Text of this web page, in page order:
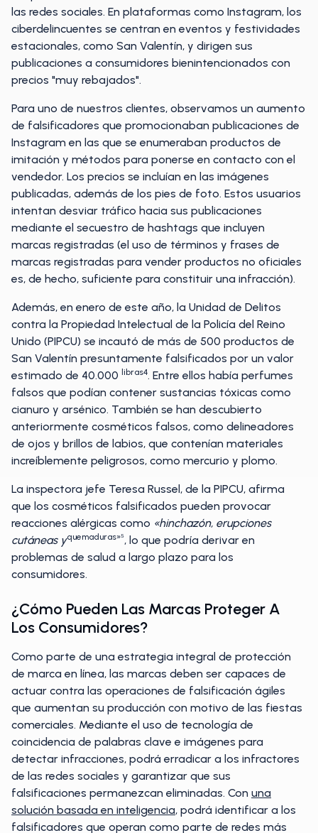
las redes sociales. En plataformas como Instagram, los
ciberdelincuentes se centran en eventos y festividades
estacionales, como San Valentín, y dirigen sus
publicaciones a consumidores bienintencionados con
precios "muy rebajados".
Para uno de nuestros clientes, observamos un aumento
de falsificadores que promocionaban publicaciones de
Instagram en las que se enumeraban productos de
imitación y métodos para ponerse en contacto con el
vendedor. Los precios se incluían en las imágenes
publicadas, además de los pies de foto. Estos usuarios
intentan desviar tráfico hacia sus publicaciones
mediante el secuestro de hashtags que incluyen
marcas registradas (el uso de términos y frases de
marcas registradas para vender productos no oficiales
es, de hecho, suficiente para constituir una infracción).
Además, en enero de este año, la Unidad de Delitos
contra la Propiedad Intelectual de la Policía del Reino
Unido (PIPCU) se incautó de más de 500 productos de
San Valentín presuntamente falsificados por un valor
estimado de 40.000 libras4. Entre ellos había perfumes
falsos que podían contener sustancias tóxicas como
cianuro y arsénico. También se han descubierto
anteriormente cosméticos falsos, como delineadores
de ojos y brillos de labios, que contenían materiales
increíblemente peligrosos, como mercurio y plomo.
La inspectora jefe Teresa Russel, de la PIPCU, afirma
que los cosméticos falsificados pueden provocar
reacciones alérgicas como «hinchazón, erupciones
cutáneas yquemaduras»⁵, lo que podría derivar en
problemas de salud a largo plazo para los
consumidores.
¿Cómo Pueden Las Marcas Proteger A
Los Consumidores?
Como parte de una estrategia integral de protección
de marca en línea, las marcas deben ser capaces de
actuar contra las operaciones de falsificación ágiles
que aumentan su producción con motivo de las fiestas
comerciales. Mediante el uso de tecnología de
coincidencia de palabras clave e imágenes para
detectar infracciones, podrá erradicar a los infractores
de las redes sociales y garantizar que sus
falsificaciones permanezcan eliminadas. Con una
solución basada en inteligencia, podrá identificar a los
falsificadores que operan como parte de redes más